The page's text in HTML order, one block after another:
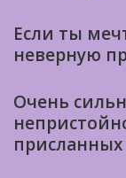
Если ты
неверную
Очень